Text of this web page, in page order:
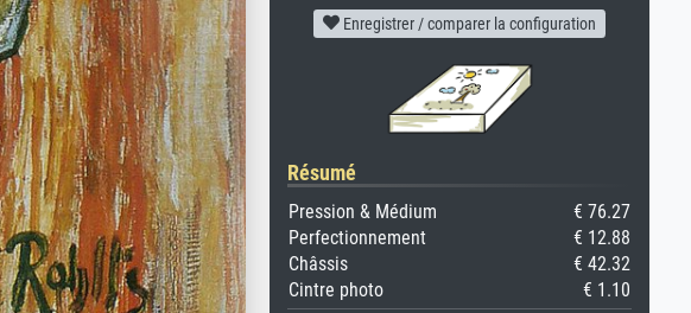
Enregistrer / comparer la configuration
Résumé
Pression & Médium
€ 76.27
Perfectionnement
€ 12.88
Châssis
€ 42.32
Cintre photo
€ 1.10